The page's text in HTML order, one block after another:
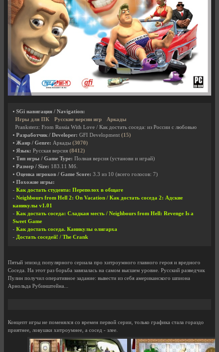
• SGi навигация / Navigation:
Игры для ПК
Русские версии игр
Аркады
Pranksterz: From Russia With Love / Как достать соседа: из России с любовью
• Разработчик / Developer: GFI Development (15)
• Жанр / Genre: Аркады (3070)
• Язык: Русская версия (8412)
• Тип игры / Game Type: Полная версия (установи и играй)
• Размер / Size: 183.11 Мб.
• Оценка игроков / Game Score: 3.3 из 10 (всего голосов: 7)
• Похожие игры:
- Как достать студента: Переполох в общаге
- Neighbours from Hell 2: On Vacation / Как достать соседа 2: Адские
каникулы v1.01
- Как достать соседа: Сладкая месть / Neighbours from Hell: Revenge Is a
Sweet Game
- Как достать соседа. Каникулы олигарха
- Достать соседей! / The Crank
Пятый эпизод популярного сериала про хитроумного главного героя и вредного
Соседа. На этот раз борьба завязалась на самом высшем уровне. Русский разведчик
Пулин получил оперативное задание: вывести из себя американского шпиона
Арнольда Рубинштейна...
Концепт игры не поменялся со времен первой серии, только графика стала гораздо
приятнее, ловушки хитроумнее, а сосед - злее.